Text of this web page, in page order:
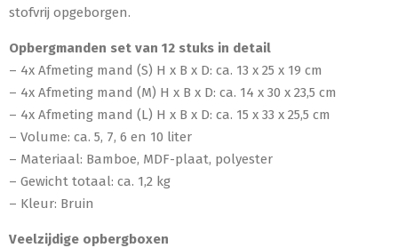
stofvrij opgeborgen.
Opbergmanden set van 12 stuks in detail
– 4x Afmeting mand (S) H x B x D: ca. 13 x 25 x 19 cm
– 4x Afmeting mand (M) H x B x D: ca. 14 x 30 x 23,5 cm
– 4x Afmeting mand (L) H x B x D: ca. 15 x 33 x 25,5 cm
– Volume: ca. 5, 7, 6 en 10 liter
– Materiaal: Bamboe, MDF-plaat, polyester
– Gewicht totaal: ca. 1,2 kg
– Kleur: Bruin
Veelzijdige opbergboxen